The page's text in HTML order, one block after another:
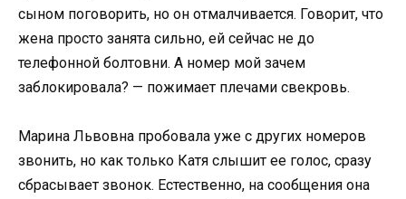
сыном поговорить, но он отмалчивается. Говорит, что
жена просто занята сильно, ей сейчас не до
телефонной болтовни. А номер мой зачем
заблокировала? — пожимает плечами свекровь.
Марина Львовна пробовала уже с других номеров
звонить, но как только Катя слышит ее голос, сразу
сбрасывает звонок. Естественно, на сообщения она